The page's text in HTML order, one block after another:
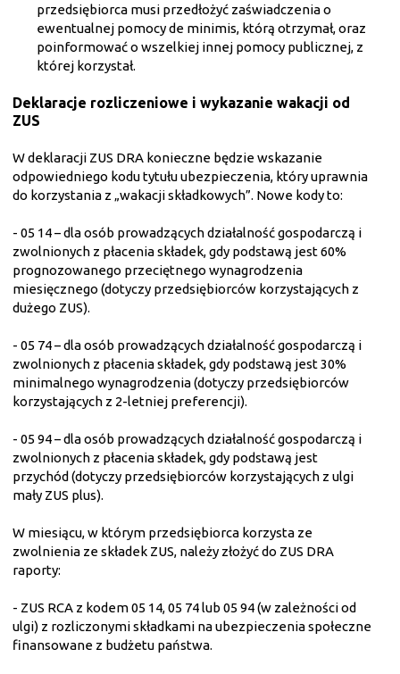
przedsiębiorca musi przedłożyć zaświadczenia o
ewentualnej pomocy de minimis, którą otrzymał, oraz
poinformować o wszelkiej innej pomocy publicznej, z
której korzystał.
Deklaracje rozliczeniowe i wykazanie wakacji od
ZUS
W deklaracji ZUS DRA konieczne będzie wskazanie
odpowiedniego kodu tytułu ubezpieczenia, który uprawnia
do korzystania z „wakacji składkowych”. Nowe kody to:
- 05 14 – dla osób prowadzących działalność gospodarczą i
zwolnionych z płacenia składek, gdy podstawą jest 60%
prognozowanego przeciętnego wynagrodzenia
miesięcznego (dotyczy przedsiębiorców korzystających z
dużego ZUS).
- 05 74 – dla osób prowadzących działalność gospodarczą i
zwolnionych z płacenia składek, gdy podstawą jest 30%
minimalnego wynagrodzenia (dotyczy przedsiębiorców
korzystających z 2-letniej preferencji).
- 05 94 – dla osób prowadzących działalność gospodarczą i
zwolnionych z płacenia składek, gdy podstawą jest
przychód (dotyczy przedsiębiorców korzystających z ulgi
mały ZUS plus).
W miesiącu, w którym przedsiębiorca korzysta ze
zwolnienia ze składek ZUS, należy złożyć do ZUS DRA
raporty:
- ZUS RCA z kodem 05 14, 05 74 lub 05 94 (w zależności od
ulgi) z rozliczonymi składkami na ubezpieczenia społeczne
finansowane z budżetu państwa.